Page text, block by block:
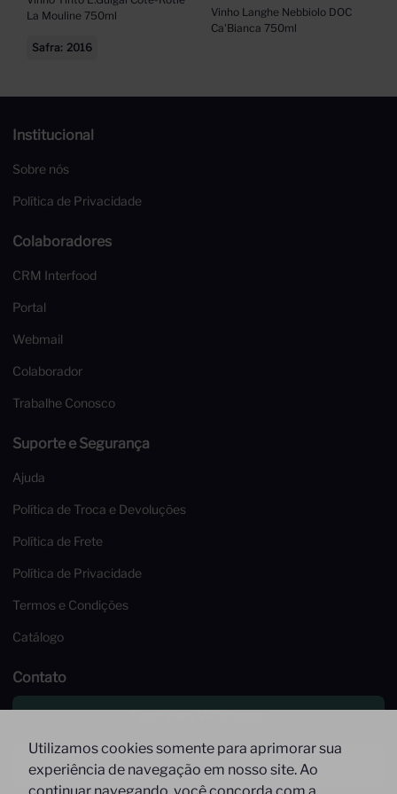
Utilizamos cookies somente para aprimorar sua
experiência de navegação em nosso site. Ao
La Mouline 750ml
Safra 2016
Vinho Langhe Nebbiolo DOC
Ca'Bianca 750ml
Institucional
Sobre nós
Política de Privacidade
Colaboradores
CRM Interfood
Portal
Webmail
Colaborador
Trabalhe Conosco
Suporte e Segurança
Ajuda
Política de Troca e Devoluções
Política de Frete
Política de Privacidade
Termos e Condições
Catálogo
Contato
Enviar um email